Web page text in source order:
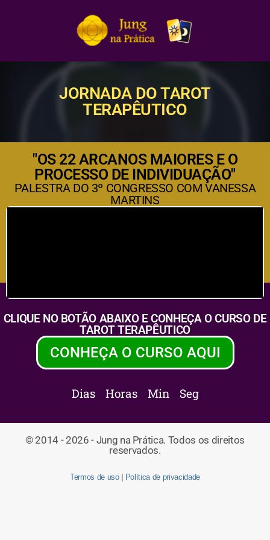
JORNADA DO TAROT
TERAPÊUTICO
"OS 22 ARCANOS MAIORES E O
PROCESSO DE INDIVIDUAÇÃO"
PALESTRA DO 3º CONGRESSO COM VANESSA
MARTINS
CLIQUE NO BOTÃO ABAIXO E CONHEÇA O CURSO DE
TAROT TERAPÊUTICO
CONHEÇA O CURSO AQUI
Dias Horas Min Seg
© 2014 - 2026 - Jung na Prática. Todos os direitos
reservados.
Termos de uso| Política de privacidade